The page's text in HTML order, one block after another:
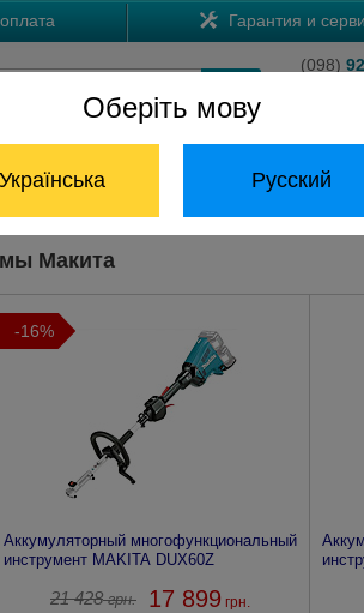
Оберіть мову
Українська Русский
Гарантия и
(098)
Отдел запчастей: (068) 824-24-24
Макита
-16%
Аккумуляторный многофункциональный
инструмент MAKITA DUX60Z
21 428грн. 17 899 грн.